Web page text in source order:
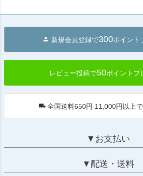
新規会員登録で300ポイント
レビュー投稿で50ポイントプ
全国送料650円 11,000円以上で
▼お支払い
▼配送・送料